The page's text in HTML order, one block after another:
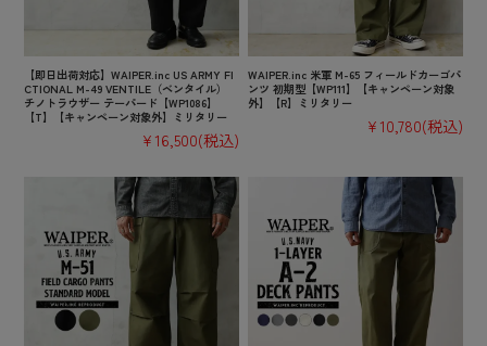
【即日出荷対応】WAIPER.inc US ARMY FI
CTIONAL M-49 VENTILE（ベンタイル）
チノトラウザー テーパード【WP1086】
【T】【キャンペーン対象外】ミリタリー
¥16,500(税込)
WAIPER.inc 米軍 M-65 フィールドカーゴパ
ンツ 初期型【WP111】【キャンペーン対象
外】【R】ミリタリー
¥10,780(税込)